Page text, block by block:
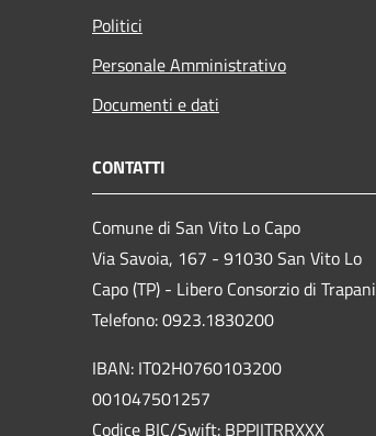
Politici
Personale Amministrativo
Documenti e dati
CONTATTI
Comune di San Vito Lo Capo
Via Savoia, 167 - 91030 San Vito Lo
Capo (TP) - Libero Consorzio di Trapani
Telefono: 0923.1830200
IBAN: IT02H0760103200
001047501257
Codice BIC/Swift: BPPIITRRXXX